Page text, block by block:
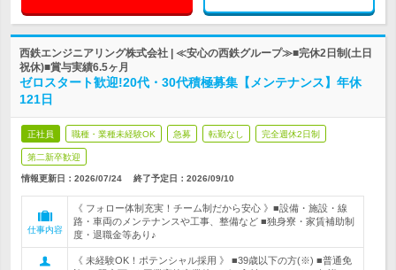
西鉄エンジニアリング株式会社 | ≪安心の西鉄グループ≫■完休2日制(土日
祝休)■賞与実績6.5ヶ月
ゼロスタート歓迎!20代・30代積極募集【メンテナンス】年休
121日
正社員 職種・業種未経験OK 急募 転勤なし 完全週休2日制
第二新卒歓迎
情報更新日：2026/07/24 終了予定日： 2026/09/10
仕事内容
《 フォロー体制充実！チーム制だから安心 》■設備・施設・線
路・車両のメンテナンスや工事、整備など ■独身寮・家賃補助制
度・退職金等あり♪
《 未経験OK！ポテンシャル採用 》 ■39歳以下の方(※) ■普通免